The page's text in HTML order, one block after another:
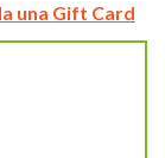
una Gift Card